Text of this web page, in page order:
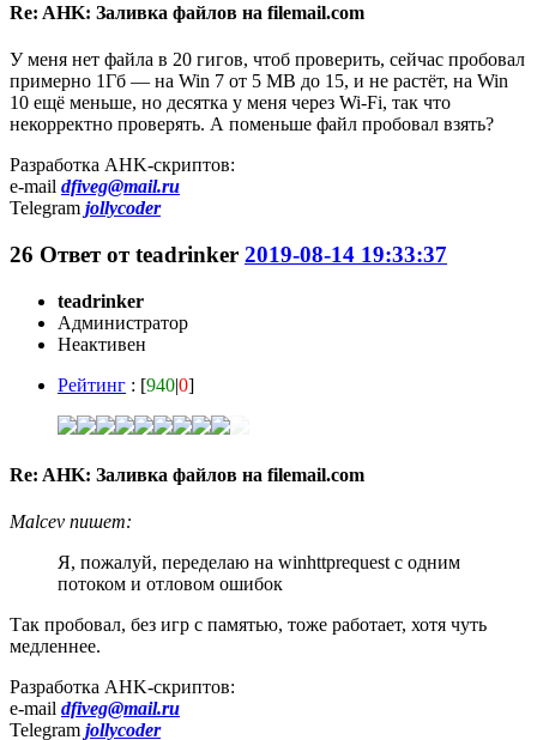
Re: AHK: Заливка файлов на filemail.com
У меня нет файла в 20 гигов, чтоб проверить, сейчас пробовал
примерно 1Гб — на Win 7 от 5 MB до 15, и не растёт, на Win
10 ещё меньше, но десятка у меня через Wi-Fi, так что
некорректно проверять. А поменьше файл пробовал взять?
Разработка AHK-скриптов:
e-mail dfiveg@mail.ru
Telegram jollycoder
26 Ответ отteadrinker 2019-08-14 19:33:37
teadrinker
Администратор
Неактивен
Рейтинг : [940|0]
Re: AHK: Заливка файлов на filemail.com
Malcev пишет:
Я, пожалуй, переделаю на winhttprequest с одним
потоком и отловом ошибок
Так пробовал, без игр с памятью, тоже работает, хотя чуть
медленнее.
Разработка AHK-скриптов:
e-mail dfiveg@mail.ru
Telegram jollycoder